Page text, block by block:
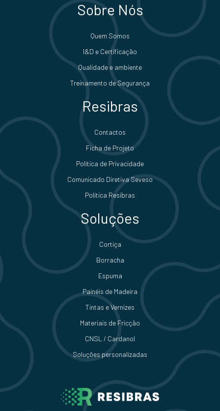
Sobre Nós
Quem Somos
I&D e Certificação
Qualidade e ambiente
Treinamento de Segurança
Resibras
Contactos
Ficha de Projeto
Política de Privacidade
Comunicado Diretiva Seveso
Política Resibras
Soluções
Cortiça
Borracha
Espuma
Painéis de Madeira
Tintas e Vernizes
Materiais de Fricção
CNSL / Cardanol
Soluções personalizadas